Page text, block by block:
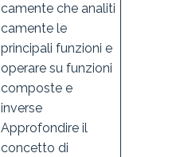
camente che analiti
camente le
principali funzioni e
operare su funzioni
composte e
inverse
Approfondire il
concetto di